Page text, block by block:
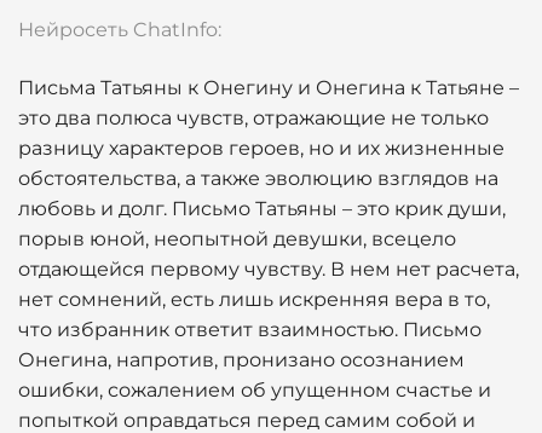
Нейросеть ChatInfo:
Письма Татьяны к Онегину и Онегина к Татьяне –
это два полюса чувств, отражающие не только
разницу характеров героев, но и их жизненные
обстоятельства, а также эволюцию взглядов на
любовь и долг. Письмо Татьяны – это крик души,
порыв юной, неопытной девушки, всецело
отдающейся первому чувству. В нем нет расчета,
нет сомнений, есть лишь искренняя вера в то,
что избранник ответит взаимностью. Письмо
Онегина, напротив, пронизано осознанием
ошибки, сожалением об упущенном счастье и
попыткой оправдаться перед самим собой и